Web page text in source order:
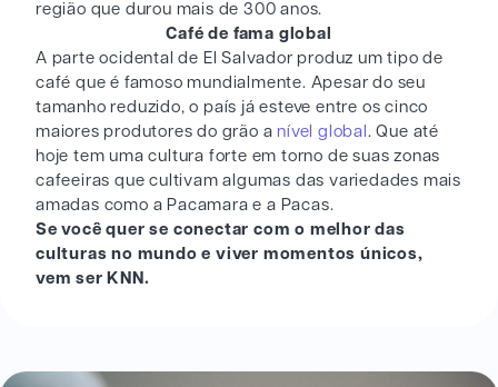
região que durou mais de 300 anos.
Café de fama global
A parte ocidental de El Salvador produz um tipo de
café que é famoso mundialmente. Apesar do seu
tamanho reduzido, o país já esteve entre os cinco
maiores produtores do grão a nível global . Que até
hoje tem uma cultura forte em torno de suas zonas
cafeeiras que cultivam algumas das variedades mais
amadas como a Pacamara e a Pacas.
Se você quer se conectar com o melhor das
culturas no mundo e viver momentos únicos,
vem ser KNN.